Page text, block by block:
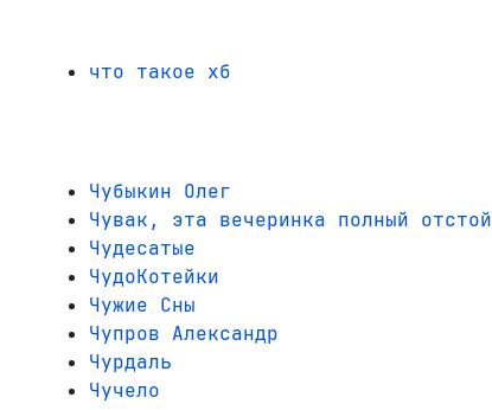
что такое хб
Чубыкин Олег
Чувак, эта вечеринка полный отстой
Чудесатые
ЧудоКотейки
Чужие Сны
Чупров Александр
Чурдаль
Чучело